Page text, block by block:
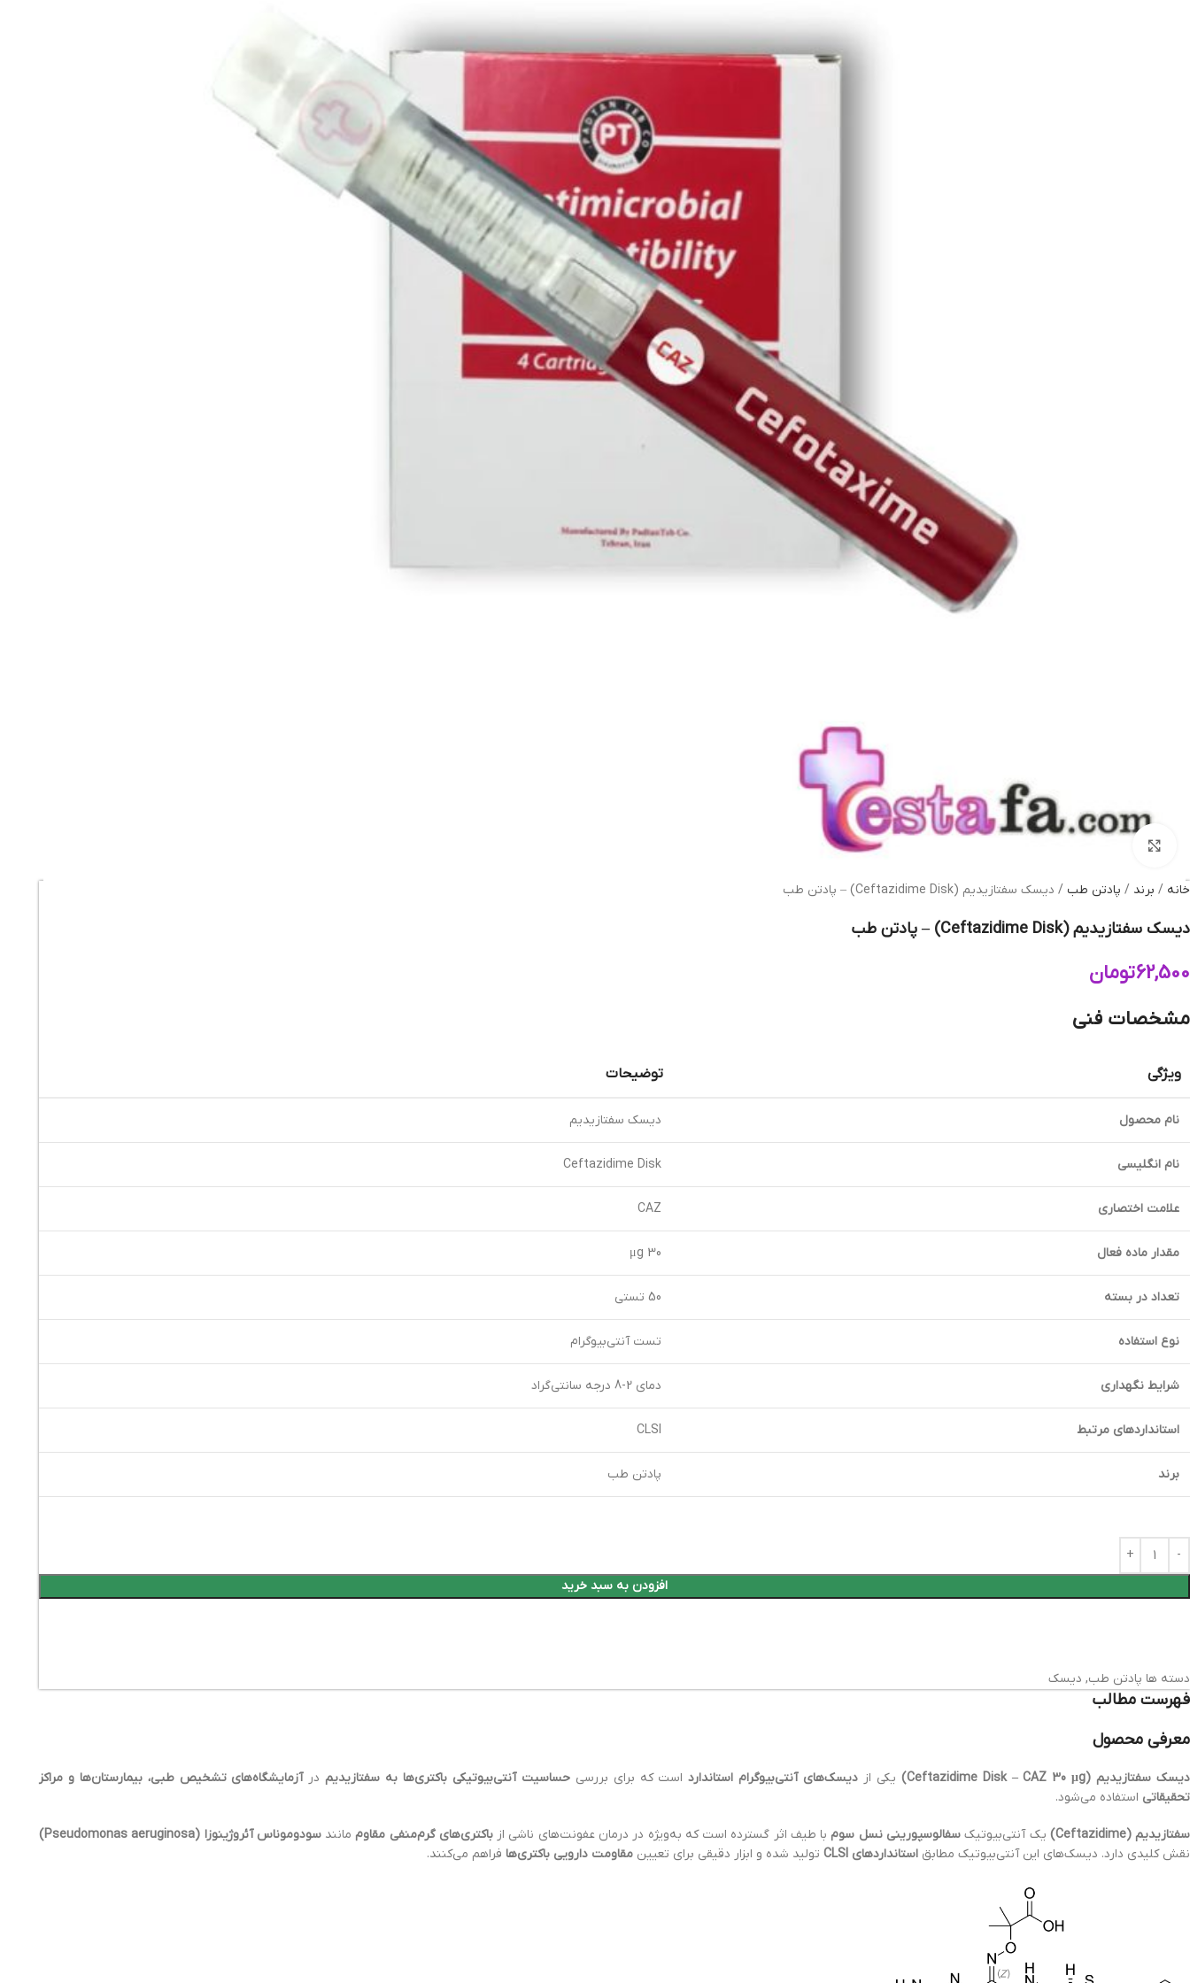
خانه برند پادتن طب دیسک سفتازیدیم (Ceftazidime Disk) – پادتن طب
دیسک سفتازیدیم (Ceftazidime Disk) – پادتن طب
62,500تومان
مشخصات فنی
ویژگی توضیحات
نام محصول دیسک سفتازیدیم
نام انگلیسی Ceftazidime Disk
علامت اختصاری CAZ
مقدار ماده فعال 30 μg
تعداد در بسته 50 تستی
نوع استفاده تست آنتی‌بیوگرام
شرایط نگهداری دمای 2-8 درجه سانتی‌گراد
استانداردهای مرتبط CLSI
برند پادتن طب
افزودن به سبد خرید
دسته ها پادتن طب, دیسک
فهرست مطالب
معرفی محصول
دیسک سفتازیدیم (Ceftazidime Disk – CAZ 30 μg) یکی از دیسک‌های آنتی‌بیوگرام استاندارداست که برای بررسیحساسیت آنتی‌بیوتیکی باکتری‌ها به سفتازیدیم درآزمایشگاه‌های تشخیص طبی، بیمارستان‌ها و مراکز
تحقیقاتی استفاده می‌شود.
سفتازیدیم (Ceftazidime) یک آنتی‌بیوتیکسفالوسپورینی نسل سوم با طیف اثر گسترده است که به‌ویژه در درمان عفونت‌های ناشی ازباکتری‌های گرم‌منفی مقاوم مانندسودوموناس آئروژینوزا (Pseudomonas aeruginosa)
نقش کلیدی دارد. دیسک‌های این آنتی‌بیوتیک مطابق استانداردهای CLSI تولید شده و ابزار دقیقی برای تعیین مقاومت دارویی باکتری‌ها فراهم می‌کنند.